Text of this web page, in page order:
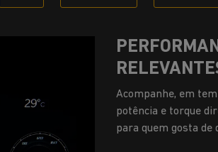
Em todos os Jeep
reúne tecnologia,
remotamente as
distância e conta